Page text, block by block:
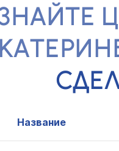
Название